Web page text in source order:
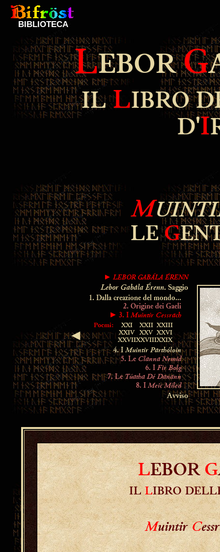
BIBLIOTECA
LEBORG
ILLIBRO
D'I
M
LEG
◄
► LEBOR GABÁLA ÉRENN
Lebor Gabála Érenn. Saggio
1. Dalla creazione del mondo...
2. Origine dei Gaeli
► 3. IMuintir Cessrach
Poemi: XXI XXII XXIII
XXIV
XXV
XXVI
XXVIIXXVIIIXXIX
4. IMuintir Parthóloin
5. Le Clanna Nemid
6. I Fir Bolg
7. LeTúatha Dé Danann
8. IMeic Míled
Avviso
LEBORG
ILLIBRO
MuintirC